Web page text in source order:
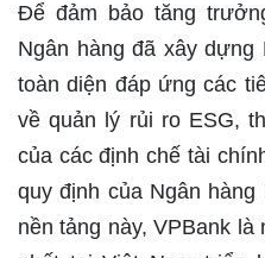
Để đảm bảo tăng
Ngân hàng đã xây dựng
toàn diện đáp ứng các
về quản lý rủi ro ESG,
của các định chế tài
quy định của Ngân
nền tảng này, VPBank là